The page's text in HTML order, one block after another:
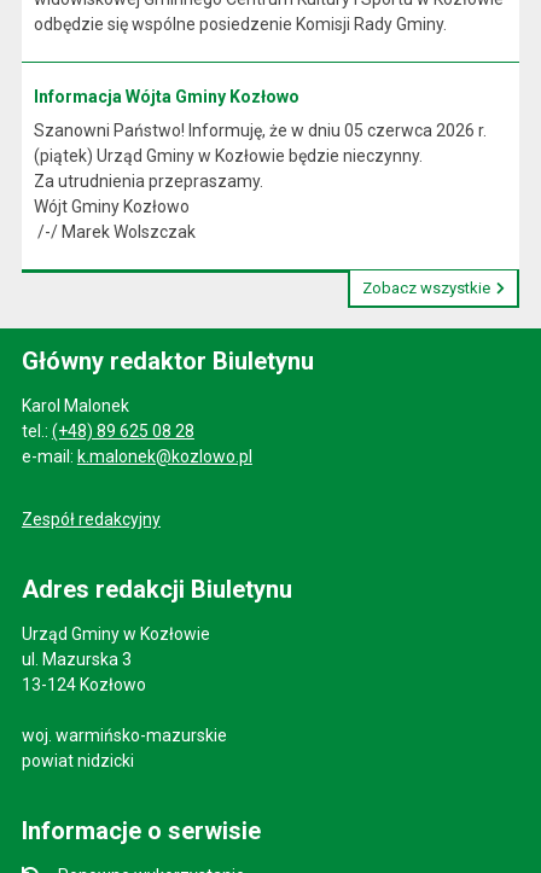
odbędzie się wspólne posiedzenie Komisji Rady Gminy.
Informacja Wójta Gminy Kozłowo
Szanowni Państwo! Informuję, że w dniu 05 czerwca 2026 r.
(piątek) Urząd Gminy w Kozłowie będzie nieczynny.
Za utrudnienia przepraszamy.
Wójt Gminy Kozłowo
/-/ Marek Wolszczak
Zobacz wszystkie
Główny redaktor Biuletynu
Karol Malonek
tel.: (+48) 89 625 08 28
e-mail: k.malonek@kozlowo.pl
Zespół redakcyjny
Adres redakcji Biuletynu
Urząd Gminy w Kozłowie
ul. Mazurska 3
13-124 Kozłowo
woj. warmińsko-mazurskie
powiat nidzicki
Informacje o serwisie